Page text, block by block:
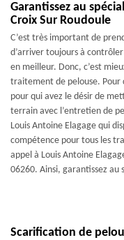
Garantissez au
Croix Sur Roudoule
C’est très important de
d’arriver toujours à
en meilleur. Donc, c’est
traitement de pelouse. Pour
pour qui avez le désir de
terrain avec l’entretien de
Louis Antoine Elagage qui
compétence pour tous les
appel à Louis Antoine
06260. Ainsi, garantissez
Scarification de